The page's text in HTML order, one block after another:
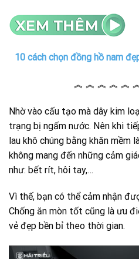
10 cách chọn đồng hồ nam
︽ ︽ ︽ ︽ ︽
Nhờ vào cấu tạo mà dây kim
trạng bị ngấm nước. Nên khi
lau khô chúng bằng khăn mềm
không mang đến những cảm
như: bết rít, hôi tay,…
Vì thế, bạn có thể cảm nhận
Chống ăn mòn tốt cũng là ưu
vẻ đẹp bền bỉ theo thời gian.